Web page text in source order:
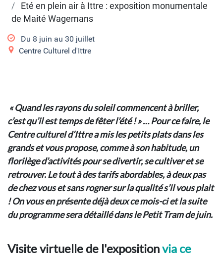
Eté en plein air à Ittre : exposition monumentale
de Maité Wagemans
Du 8 juin au 30 juillet
Centre Culturel d'Ittre
« Quand les rayons du soleil commencent à briller,
c’est qu’il est temps de fêter l’été ! » … Pour ce faire, le
Centre culturel d’Ittre a mis les petits plats dans les
grands et vous propose, comme à son habitude, un
florilège d’activités pour se divertir, se cultiver et se
retrouver. Le tout à des tarifs abordables, à deux pas
de chez vous et sans rogner sur la qualité s’il vous plait
! On vous en présente déjà deux ce mois-ci et la suite
du programme sera détaillé dans le Petit Tram de juin.
Visite virtuelle de l'expositionvia ce